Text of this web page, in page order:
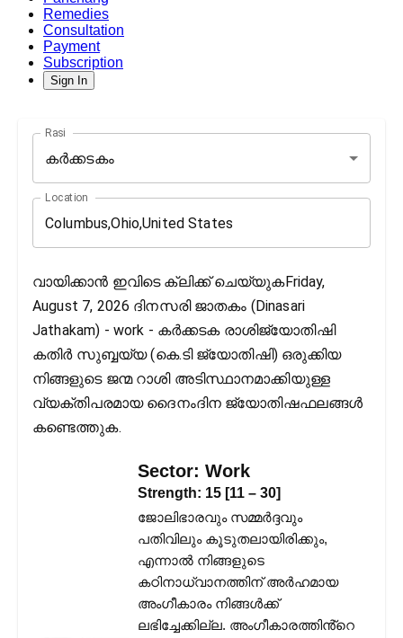
Remedies
Consultation
Payment
Subscription
Sign In
Rasi
കർക്കടകം
Location
വായിക്കാൻ ഇവിടെ ക്ലിക്ക് ചെയ്യുകFriday,
August 7, 2026 ദിനസരി ജാതകം (Dinasari
Jathakam) - work - കർക്കടക രാശിജ്യോതിഷി
കതിര്‍ സുബ്ബയ്യ (കെ.ടി ജ്യോതിഷി) ഒരുക്കിയ
നിങ്ങളുടെ ജന്മ റാശി അടിസ്ഥാനമാക്കിയുള്ള
വ്യക്തിപരമായ ദൈനംദിന ജ്യോതിഷഫലങ്ങള്‍
കണ്ടെത്തുക.
Sector: Work
Strength: 15 [11 – 30]
ജോലിഭാരവും സമ്മർദ്ദവും
പതിവിലും കൂടുതലായിരിക്കും,
എന്നാൽ നിങ്ങളുടെ
കഠിനാധ്വാനത്തിന് അർഹമായ
അംഗീകാരം നിങ്ങൾക്ക്
ലഭിച്ചേക്കില്ല. അംഗീകാരത്തിൻ്റെ